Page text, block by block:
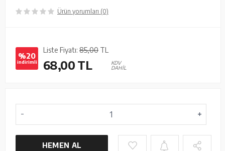
Ürün yorumları (0)
%20
indirimli
Liste Fiyatı: 85,00 TL
68,00TL
KDV
DAHİL
HEMEN AL